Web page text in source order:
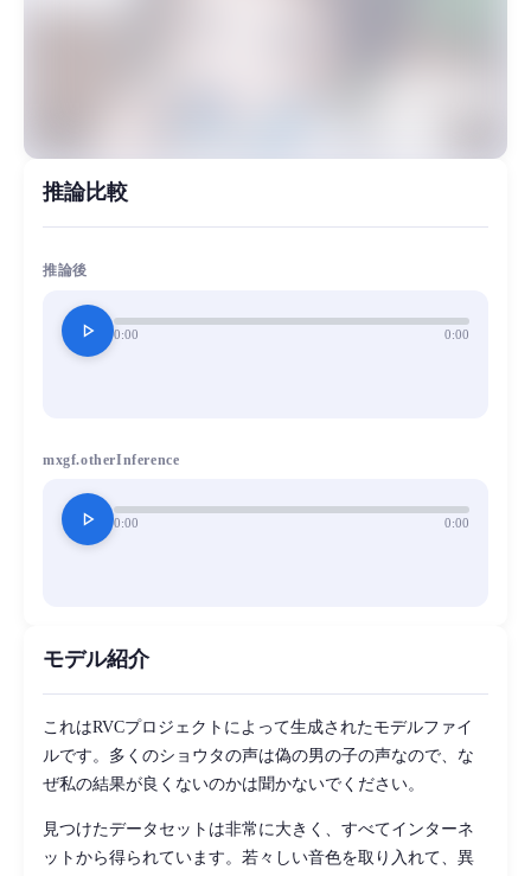
推論比較
推論後
play_arrow 0:00 0:00
mxgf.otherInference
play_arrow 0:00 0:00
モデル紹介
これはRVCプロジェクトによって生成されたモデルファイ
ルです。多くのショウタの声は偽の男の子の声なので、な
ぜ私の結果が良くないのかは聞かないでください。
見つけたデータセットは非常に大きく、すべてインターネ
ットから得られています。若々しい音色を取り入れて、異